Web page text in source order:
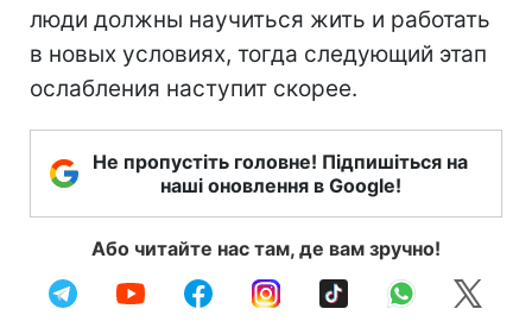
люди должны научиться жить и работать
в новых условиях, тогда следующий этап
ослабления наступит скорее.
Не пропустіть головне! Підпишіться на
наші оновлення в Google!
Або читайте нас там, де вам зручно!